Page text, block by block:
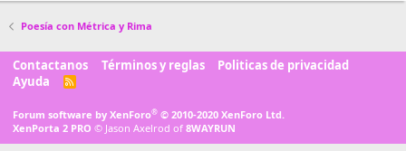
Poesía con Métrica y Rima
Contactanos Términos y reglas
Politicas de privacidad
Ayuda
R
Forum software by XenForo® © 2010-2020 XenForo Ltd.
XenPorta 2 PRO © Jason Axelrod of 8WAYRUN